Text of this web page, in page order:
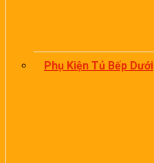
Phụ Kiện Tủ Bếp Dưới